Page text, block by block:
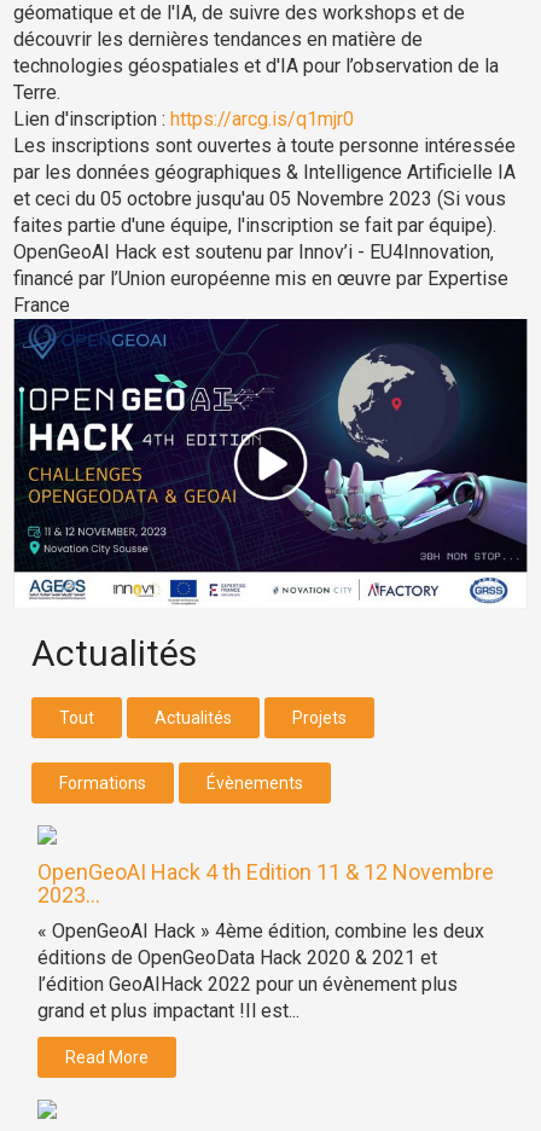
géomatique et de l'IA, de suivre des workshops et de
découvrir les dernières tendances en matière de
technologies géospatiales et d'IA pour l’observation de la
Terre.
Lien d'inscription :https://arcg.is/q1mjr0
Les inscriptions sont ouvertes à toute personne intéressée
par les données géographiques & Intelligence Artificielle IA
et ceci du 05 octobre jusqu'au 05 Novembre 2023 (Si vous
faites partie d'une équipe, l'inscription se fait par équipe).
OpenGeoAI Hack est soutenu par Innov’i - EU4Innovation,
financé par l’Union européenne mis en œuvre par Expertise
France
Actualités
Tout Actualités Projets
Formations Évènements
OpenGeoAI Hack 4 th Edition 11 & 12 Novembre
2023...
« OpenGeoAI Hack » 4ème édition, combine les deux
éditions de OpenGeoData Hack 2020 & 2021 et
l’édition GeoAIHack 2022 pour un évènement plus
grand et plus impactant !Il est...
Read More